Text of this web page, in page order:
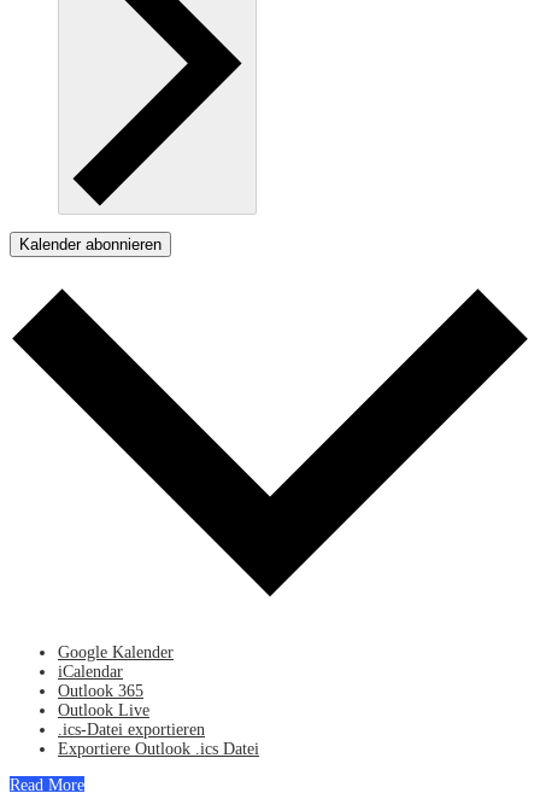
Kalender abonnieren
Google Kalender
iCalendar
Outlook 365
Outlook Live
.ics-Datei exportieren
Exportiere Outlook .ics Datei
Read More